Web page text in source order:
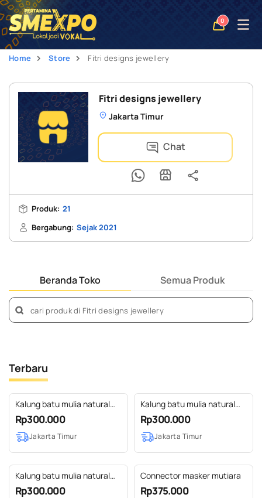
0
Open
Home Store Fitri designs jewellery
Fitri designs jewellery
Jakarta Timur
Chat
Produk: 21
Bergabung: Sejak 2021
Beranda Toko Semua Produk
Terbaru
Kalung batu mulia natural
Ks03
Rp300.000
Jakarta Timur
Kalung batu mulia natural
Ks02
Rp300.000
Jakarta Timur
Kalung batu mulia natural
Ks01
Rp300.000
Connector masker mutiara
Rp375.000